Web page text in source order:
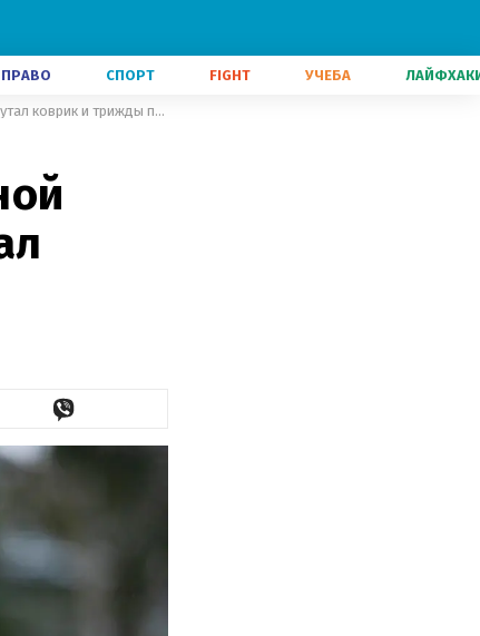
ПРАВО СПОРТ FIGHT УЧЕБА
Прима провалил начало смешанной эстафеты для Украины: перепутал коврик и трижды промахнулся